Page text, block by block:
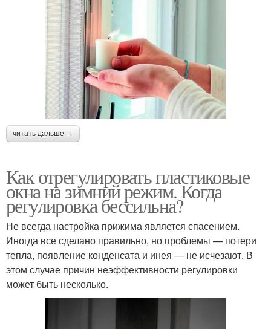
читать дальше →
Как отрегулировать пластиковые
окна на зимний режим. Когда
регулировка бессильна?
Не всегда настройка прижима является спасением.
Иногда все сделано правильно, но проблемы — потери
тепла, появление конденсата и инея — не исчезают. В
этом случае причин неэффективности регулировки
может быть несколько.